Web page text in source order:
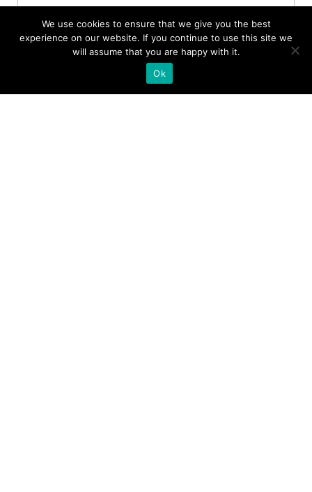
JACK WHITE : nouveau single
We use cookies to ensure that we give you the best
experience on our website. If you continue to use this site we
will assume that you are happy with it.
Ok